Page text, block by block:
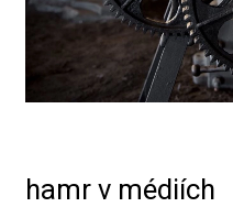
hamr v médiích